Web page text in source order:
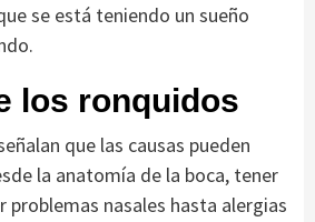
se está teniendo un sueño
los ronquidos
que las causas pueden
la anatomía de la boca, tener
problemas nasales hasta alergias